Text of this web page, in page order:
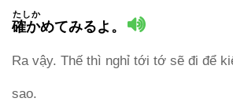
確か
たしか
めてみるよ。
Ra vậy. Thế thì nghỉ tới tớ sẽ đi để
sao.